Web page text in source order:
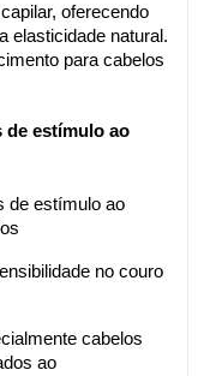
oferecendo
elasticidade natural.
para cabelos
de estímulo ao
de estímulo ao
no couro
cabelos
ao